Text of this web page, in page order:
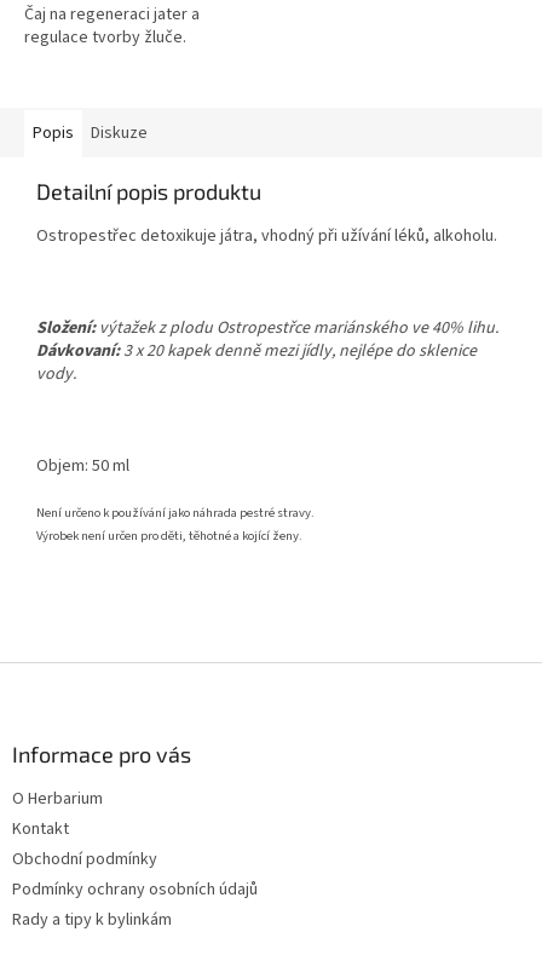
Čaj na regeneraci jater a
regulace tvorby žluče.
Popis Diskuze
Detailní popis produktu
Ostropestřec detoxikuje játra, vhodný při užívání léků, alkoholu.
Složení:výtažek z plodu Ostropestřce mariánského ve 40% lihu.
Dávkovaní:3 x 20 kapek denně mezi jídly, nejlépe do sklenice
vody.
Objem: 50 ml
Není určeno k používání jako náhrada pestré stravy.
Výrobek není určen pro děti, těhotné a kojící ženy.
Informace pro vás
O Herbarium
Kontakt
Obchodní podmínky
Podmínky ochrany osobních údajů
Rady a tipy k bylinkám